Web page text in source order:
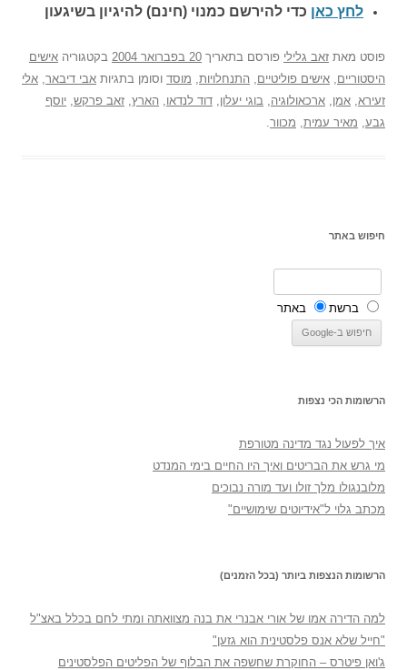
לחץ כאן כדי להירשם כמנוי (חינם) להיגיון בשיגעון
פוסט מאת זאב גלילי פורסם בתאריך 20 בפברואר 2004 בקטגוריה אישים
היסטוריים אישים פוליטיים התנחלויות מוסד וסומן בתגיות אבי דיבאר אלי
זעירא אמן ארכאולוגיה בוגי יעלון דוד לנדאו הארץ זאב פרקש יוסף
גבע מאיר עמית מכוור
חיפוש באתר
ברשת באתר
הרשומות הכי נצפות
איך לפעול נגד מדינה מטורפת
מי גרש את הבריטים ואיך היו החיים בימי המנדט
מלובנגולו מלך זולו ועד מורה נבוכים
מכתב גלוי ל"אידיוטים שימושיים"
הרשומות הנצפות ביותר (בכל הזמנים)
למה הדירה אמו של אורי אבנרי את בנה מצוואתה ומתי לחם בכלל באצ"ל
"חייל שלא אנס פלסטינית הוא גזען"
ג'ואן פיטרס – החוקרת שחשפה את הבלוף של הפליטים הפלסטינים